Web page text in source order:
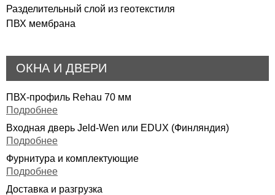
Разделительный слой из геотекстиля
ПВХ мембрана
ОКНА И ДВЕРИ
ПВХ-профиль Rehau 70 мм
Подробнее
Входная дверь Jeld-Wen или EDUX (Финляндия)
Подробнее
Фурнитура и комплектующие
Подробнее
Доставка и разгрузка